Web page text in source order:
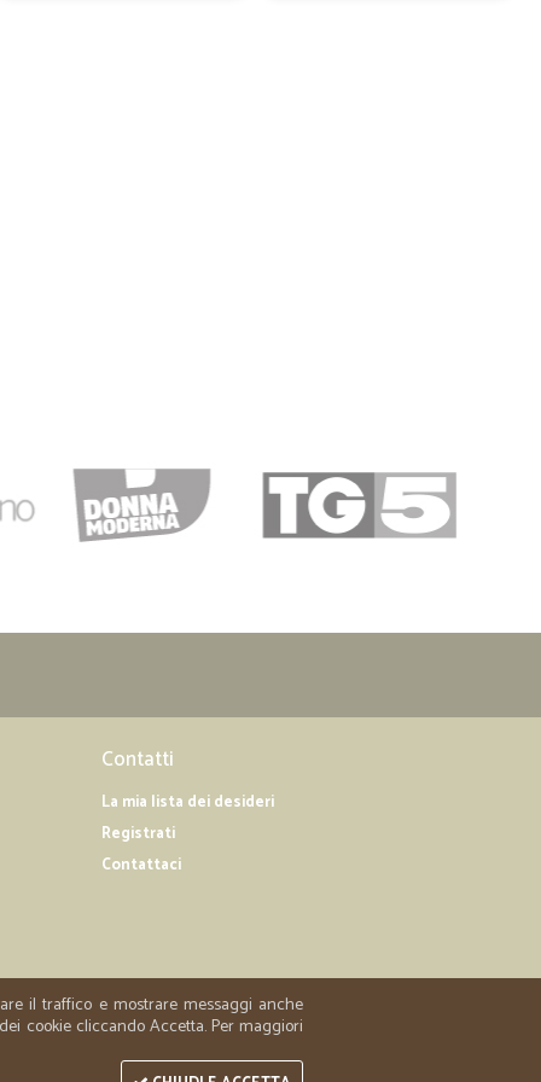
ma ci si può stare per il servizio fornito e sono gli UNICI
Contatti
La mia lista dei desideri
Registrati
Contattaci
il traffico e mostrare messaggi anche
cookie cliccando Accetta. Per maggiori